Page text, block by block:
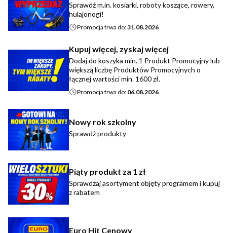
Sprawdź m.in. kosiarki, roboty koszące, rowery,
hulajonogi!
Promocja trwa do:31.08.2026
Kupuj więcej, zyskaj więcej
Dodaj do koszyka min. 1 Produkt Promocyjny lub
większą liczbę Produktów Promocyjnych o
łącznej wartości min. 1600 zł.
Promocja trwa do: 06.08.2026
Nowy rok szkolny
Sprawdź produkty
Piąty produkt za 1 zł
Sprawdzaj asortyment objęty programem i kupuj
z rabatem
Euro Hit Cenowy